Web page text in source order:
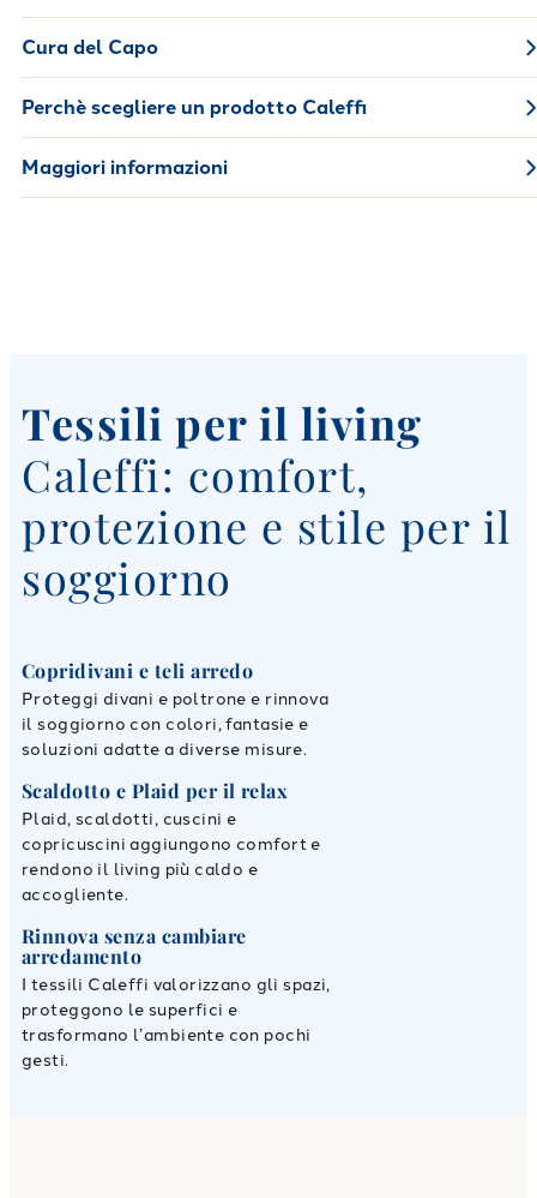
Cura del Capo
Perchè scegliere un prodotto Caleffi
Maggiori informazioni
Tessili per il living
Caleffi: comfort,
protezione e stile per il
soggiorno
Copridivani e teli arredo
Proteggi divani e poltrone e rinnova
il soggiorno con colori, fantasie e
soluzioni adatte a diverse misure.
Scaldotto e Plaid per il relax
Plaid, scaldotti, cuscini e
copricuscini aggiungono comfort e
rendono il living più caldo e
accogliente.
Rinnova senza cambiare
arredamento
I tessili Caleffi valorizzano gli spazi,
proteggono le superfici e
trasformano l’ambiente con pochi
gesti.